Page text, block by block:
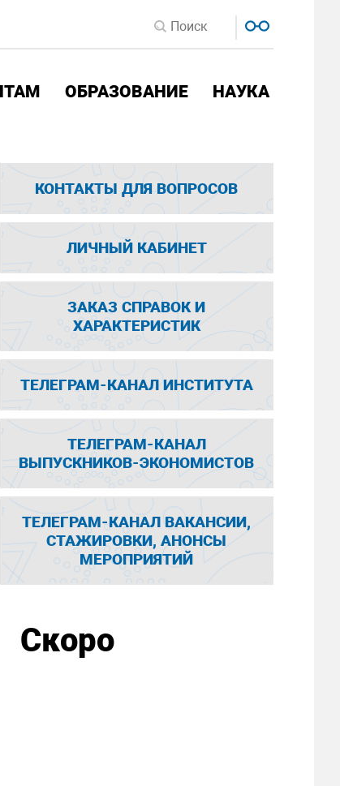
ОБРАЗОВАНИЕ НАУКА
КОНТАКТЫ ДЛЯ ВОПРОСОВ
ЛИЧНЫЙ КАБИНЕТ
ЗАКАЗ СПРАВОК И
ХАРАКТЕРИСТИК
ТЕЛЕГРАМ-КАНАЛ ИНСТИТУТА
ТЕЛЕГРАМ-КАНАЛ
ВЫПУСКНИКОВ-ЭКОНОМИСТОВ
ТЕЛЕГРАМ-КАНАЛ ВАКАНСИИ,
СТАЖИРОВКИ, АНОНСЫ
МЕРОПРИЯТИЙ
Скоро